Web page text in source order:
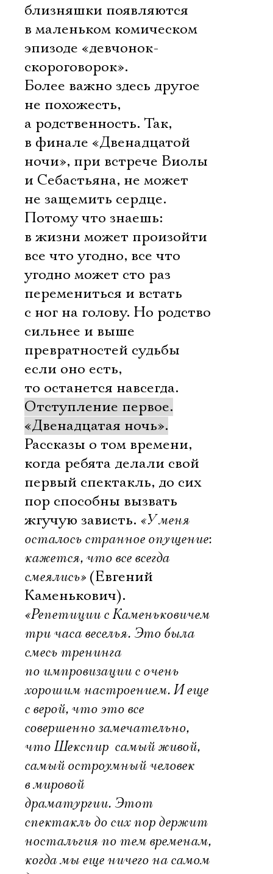
близняшки появляются
в маленьком комическом
эпизоде «девчонок-
скороговорок».
Более важно здесь другое 
не похожесть,
а родственность. Так,
в финале «Двенадцатой
ночи», при встрече Виолы
и Себастьяна, не может
не защемить сердце.
Потому что знаешь:
в жизни может произойти
все что угодно, все что
угодно может сто раз
перемениться и встать
с ног на голову. Но родство
сильнее и выше
превратностей судьбы 
если оно есть,
то останется навсегда.
Отступление первое.
«Двенадцатая ночь».
Рассказы о том времени,
когда ребята делали свой
первый спектакль, до сих
пор способны вызвать
жгучую зависть. «У меня
осталось странное опущение:
кажется, что все всегда
смеялись» (Евгений
Каменькович).
«Репетиции с Каменьковичем 
три часа веселья. Это была
смесь тренинга
по импровизации с очень
хорошим настроением. И еще 
с верой, что это все
совершенно замечательно,
что Шекспир  самый живой,
самый остроумный человек
в мировой
драматургии. Этот
спектакль до сих пор держит
ностальгия по тем временам,
когда мы еще ничего на самом